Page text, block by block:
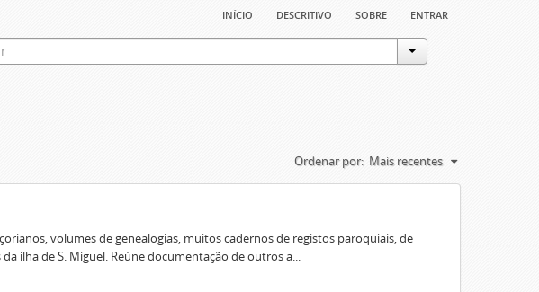
início descritivo sobre entrar
Ordenar por: Mais recentes
volumes de genealogias, muitos cadernos de registos paroquiais, de
ilha de S. Miguel. Reúne documentação de outros a...